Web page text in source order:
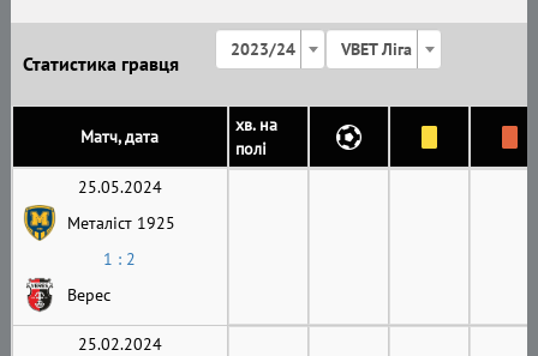
Статистика гравця
2023/24 VBET Ліга
Матч, дата
хв. на
полі
25.05.2024
Металіст 1925
1 : 2
Верес
25.02.2024